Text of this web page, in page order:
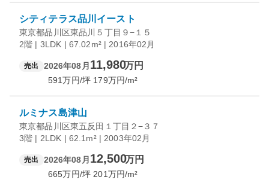
シティテラス品川イースト
東京都品川区東品川５丁目９−１５
2階 | 3LDK | 67.02m² | 2016年02月
売出 2026年08月 11,980万円
591万円/坪 179万円/m²
ルミナス島津山
東京都品川区東五反田１丁目２−３７
3階 | 2LDK | 62.1m² | 2003年02月
売出 2026年08月 12,500万円
665万円/坪 201万円/m²